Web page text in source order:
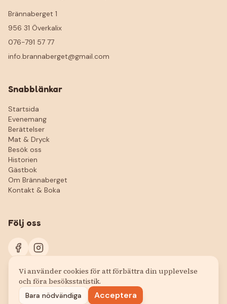
Brännaberget 1
956 31 Överkalix
076-791 57 77
info.brannaberget@gmail.com
Snabblänkar
Startsida
Evenemang
Berättelser
Mat & Dryck
Besök oss
Historien
Gästbok
Om Brännaberget
Kontakt & Boka
Följ oss
© 2026 Brännabergets Festplats
Vi använder cookies för att förbättra din upplevelse
och föra besöksstatistik.
Bara nödvändiga Acceptera